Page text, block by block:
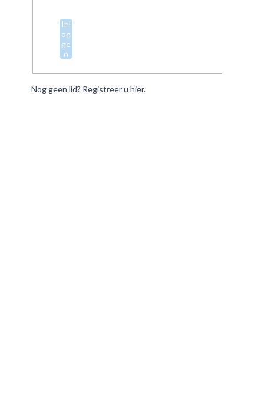
Inl
og
ge
n
Nog geen lid? Registreer u hier.